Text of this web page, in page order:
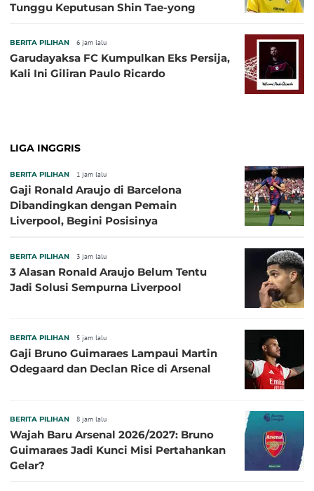
Tunggu Keputusan Shin Tae-yong
BERITA PILIHAN 6 jam lalu
Garudayaksa FC Kumpulkan Eks Persija,
Kali Ini Giliran Paulo Ricardo
LIGA INGGRIS
BERITA PILIHAN 1 jam lalu
Gaji Ronald Araujo di Barcelona
Dibandingkan dengan Pemain
Liverpool, Begini Posisinya
BERITA PILIHAN 3 jam lalu
3 Alasan Ronald Araujo Belum Tentu
Jadi Solusi Sempurna Liverpool
BERITA PILIHAN 5 jam lalu
Gaji Bruno Guimaraes Lampaui Martin
Odegaard dan Declan Rice di Arsenal
BERITA PILIHAN 8 jam lalu
Wajah Baru Arsenal 2026/2027: Bruno
Guimaraes Jadi Kunci Misi Pertahankan
Gelar?